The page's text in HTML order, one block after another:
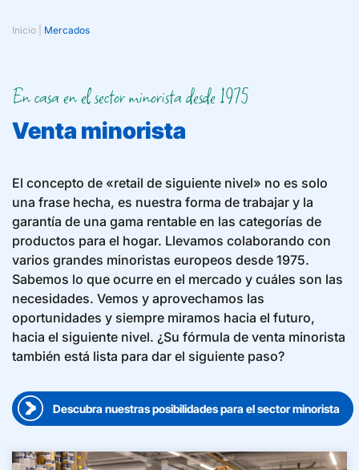
Inicio Mercados
En casa en el sector minorista desde 1975
Venta minorista
El concepto de «retail de siguiente nivel» no es solo
una frase hecha, es nuestra forma de trabajar y la
garantía de una gama rentable en las categorías de
productos para el hogar. Llevamos colaborando con
varios grandes minoristas europeos desde 1975.
Sabemos lo que ocurre en el mercado y cuáles son las
necesidades. Vemos y aprovechamos las
oportunidades y siempre miramos hacia el futuro,
hacia el siguiente nivel. ¿Su fórmula de venta minorista
también está lista para dar el siguiente paso?
Descubra nuestras posibilidades para el sector minorista